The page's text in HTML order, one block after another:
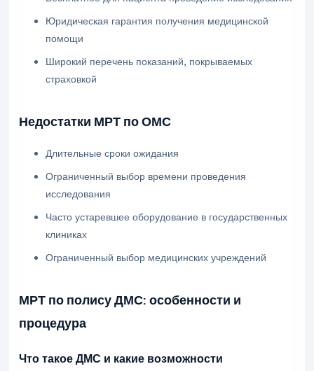
Юридическая гарантия получения медицинской
помощи
Широкий перечень показаний, покрываемых
страховкой
Недостатки МРТ по ОМС
Длительные сроки ожидания
Ограниченный выбор времени проведения
исследования
Часто устаревшее оборудование в государственных
клиниках
Ограниченный выбор медицинских учреждений
МРТ по полису ДМС: особенности и
процедура
Что такое ДМС и какие возможности